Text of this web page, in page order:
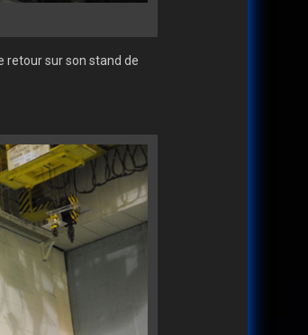
retour sur son stand de